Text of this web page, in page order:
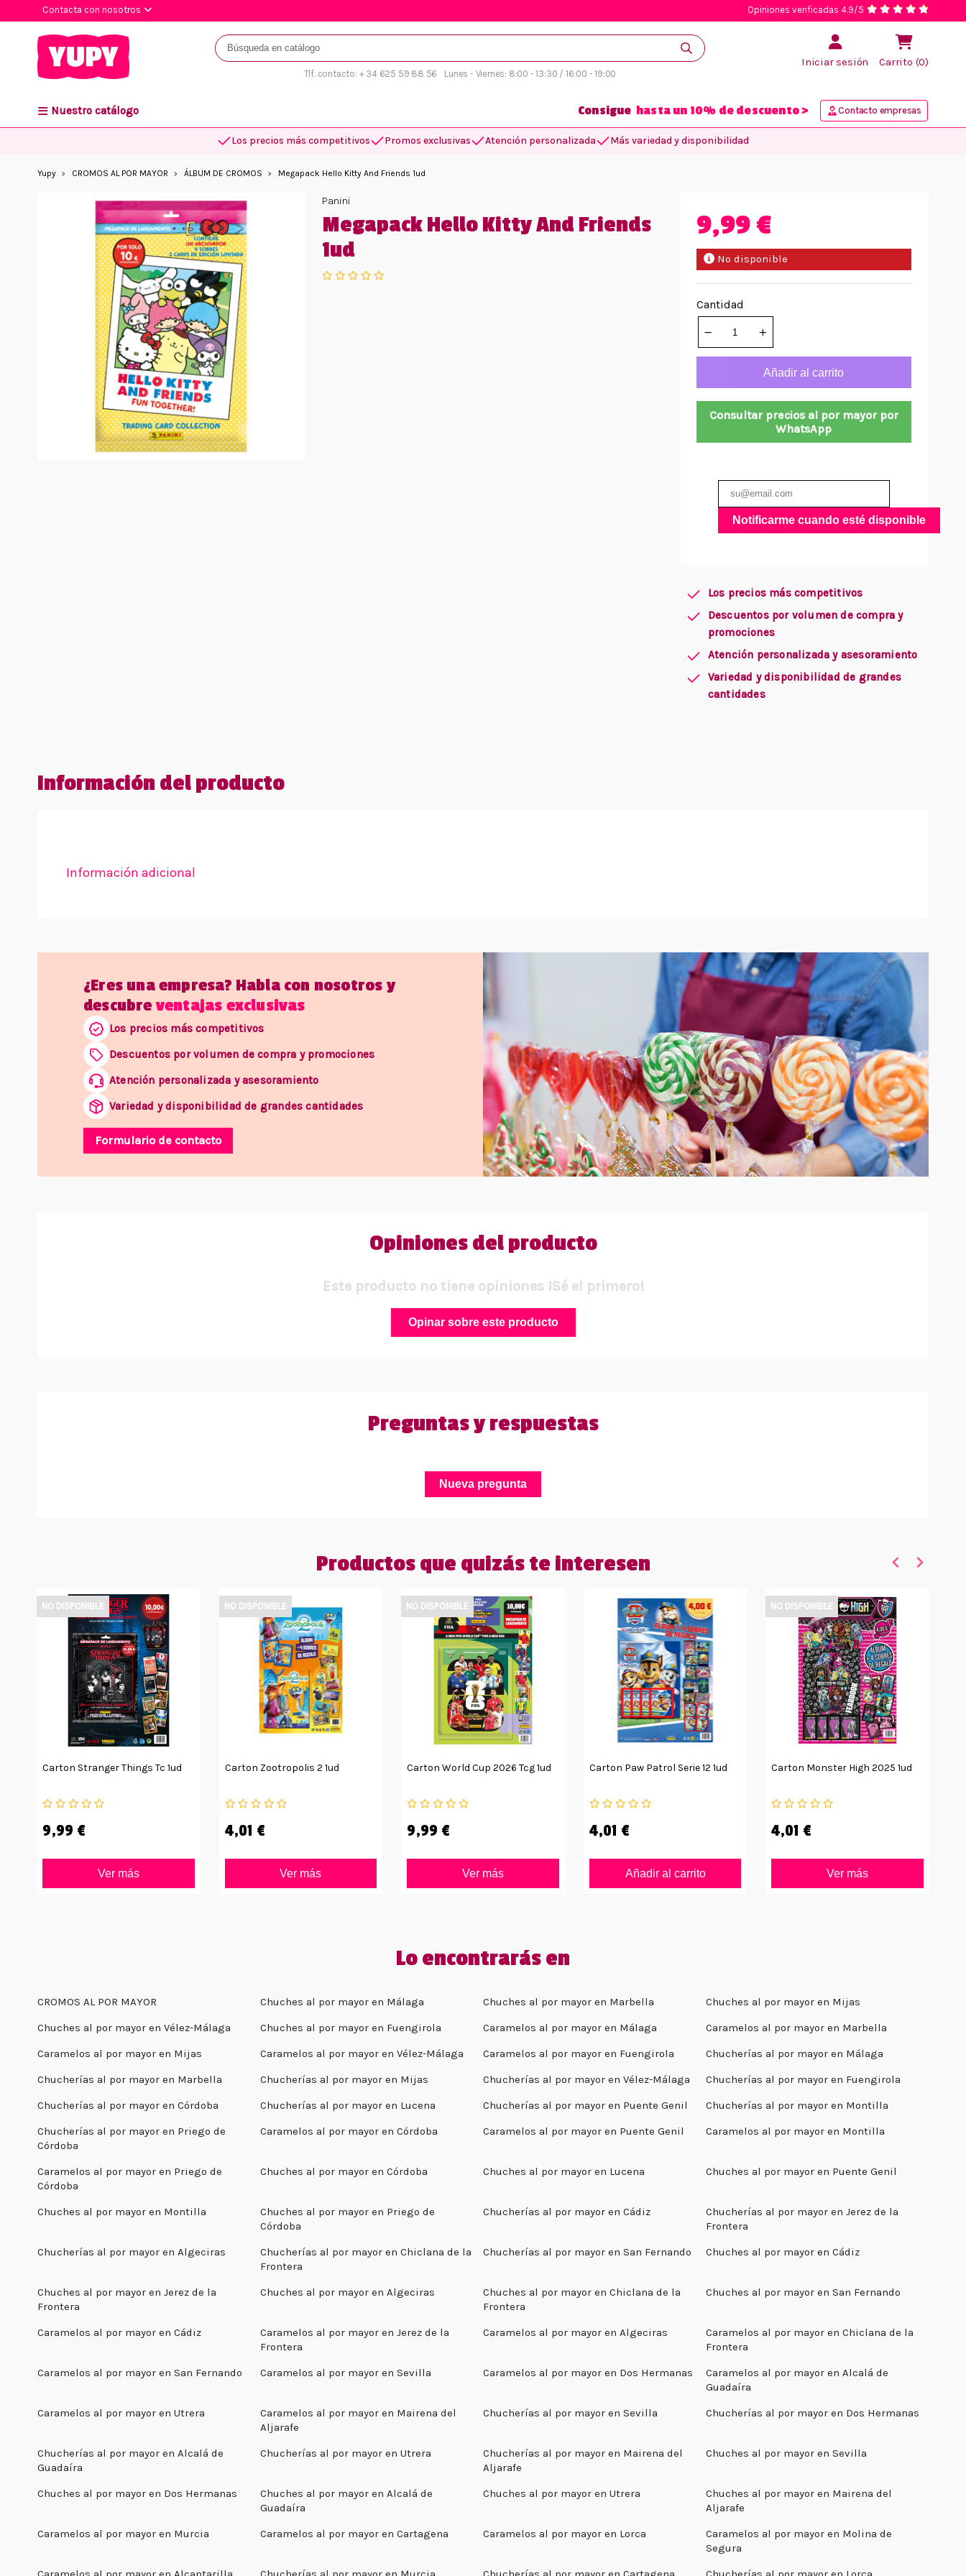
Contacta con nosotros Opiniones verificadas 4.9/5
Tlf. contacto: + 34 625 59 88 56 Lunes - Viernes: 8:00 - 13:30 / 16:00 - 19:00
Iniciar sesión Carrito (0)
Nuestro catálogo Consigue hasta un 10% de descuento > Contacto empresas
Los precios más competitivos Promos exclusivas Atención personalizada Más variedad y disponibilidad
Yupy CROMOS AL POR MAYOR ÁLBUM DE CROMOS Megapack Hello Kitty And Friends 1ud
Panini
Megapack Hello Kitty And Friends
1ud
9,99 €
No disponible
Cantidad
Añadir al carrito
Consultar precios al por mayor por
WhatsApp
Notificarme cuando esté disponible
Los precios más competitivos
Descuentos por volumen de compra y
promociones
Atención personalizada y asesoramiento
Variedad y disponibilidad de grandes
cantidades
Información del producto
Información adicional
¿Eres una empresa? Habla con nosotros y
descubreventajas exclusivas
Los precios más competitivos
Descuentos por volumen de compra y promociones
Atención personalizada y asesoramiento
Variedad y disponibilidad de grandes cantidades
Formulario de contacto
Opiniones del producto
Este producto no tiene opiniones ¡Sé el primero!
Opinar sobre este producto
Preguntas y respuestas
Nueva pregunta
Productos que quizás te interesen
Carton Stranger Things Tc 1ud
9,99 €
Ver más
NO DISPONIBLE
Carton Zootropolis 2 1ud
4,01 €
Ver más
NO DISPONIBLE
Carton World Cup 2026 Tcg 1ud
9,99 €
Ver más
NO DISPONIBLE
Carton Paw Patrol Serie 12 1ud
4,01 €
Añadir al carrito
Carton Monster High 2025 1ud
4,01 €
Ver más
NO DISPONIBLE
Lo encontrarás en
CROMOS AL POR MAYOR Chuches al por mayor en Málaga Chuches al por mayor en Marbella
Chuches al por mayor en Mijas
Chuches al por mayor en Vélez-Málaga
Chuches al por mayor en Fuengirola Caramelos al por mayor en Málaga
Caramelos al por mayor en Marbella
Caramelos al por mayor en Mijas
Caramelos al por mayor en Vélez-Málaga Caramelos al por mayor en Fuengirola
Chucherías al por mayor en Málaga
Chucherías al por mayor en Marbella
Chucherías al por mayor en Mijas Chucherías al por mayor en Vélez-Málaga
Chucherías al por mayor en Fuengirola
Chucherías al por mayor en Córdoba
Chucherías al por mayor en Lucena Chucherías al por mayor en Puente Genil
Chucherías al por mayor en Montilla
Chucherías al por mayor en Priego de
Córdoba
Caramelos al por mayor en Córdoba Caramelos al por mayor en Puente Genil Caramelos al por mayor en Montilla
Caramelos al por mayor en Priego de
Córdoba
Chuches al por mayor en Córdoba Chuches al por mayor en Lucena Chuches al por mayor en Puente Genil
Chuches al por mayor en Montilla
Chuches al por mayor en Priego de
Córdoba
Chucherías al por mayor en Cádiz
Chucherías al por mayor en Jerez de la
Frontera
Chucherías al por mayor en Algeciras
Chucherías al por mayor en Chiclana de la
Frontera
Chucherías al por mayor en San Fernando Chuches al por mayor en Cádiz
Chuches al por mayor en Jerez de la
Frontera
Chuches al por mayor en Algeciras
Chuches al por mayor en Chiclana de la
Frontera
Chuches al por mayor en San Fernando
Caramelos al por mayor en Cádiz
Caramelos al por mayor en Jerez de la
Frontera
Caramelos al por mayor en Algeciras
Caramelos al por mayor en Chiclana de la
Frontera
Caramelos al por mayor en San Fernando
Caramelos al por mayor en Sevilla Caramelos al por mayor en Dos Hermanas
Caramelos al por mayor en Alcalá de
Guadaíra
Caramelos al por mayor en Utrera
Caramelos al por mayor en Mairena del
Aljarafe
Chucherías al por mayor en Sevilla Chucherías al por mayor en Dos Hermanas
Chucherías al por mayor en Alcalá de
Guadaíra
Chucherías al por mayor en Utrera
Chucherías al por mayor en Mairena del
Aljarafe
Chuches al por mayor en Sevilla
Chuches al por mayor en Dos Hermanas
Chuches al por mayor en Alcalá de
Guadaíra
Chuches al por mayor en Utrera
Chuches al por mayor en Mairena del
Aljarafe
Caramelos al por mayor en Murcia
Caramelos al por mayor en Cartagena Caramelos al por mayor en Lorca
Caramelos al por mayor en Molina de
Segura